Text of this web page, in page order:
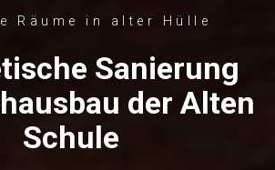
Räume in alter Hülle
Sanierung
der Alten
Schule